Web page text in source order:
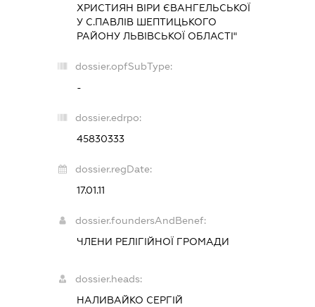
ХРИСТИЯН ВІРИ ЄВАНГЕЛЬСЬКОЇ
У С.ПАВЛІВ ШЕПТИЦЬКОГО
РАЙОНУ ЛЬВІВСЬКОЇ ОБЛАСТІ"
dossier.opfSubType:
-
dossier.edrpo:
45830333
dossier.regDate:
17.01.11
dossier.foundersAndBenef:
ЧЛЕНИ РЕЛІГІЙНОЇ ГРОМАДИ
dossier.heads:
НАЛИВАЙКО СЕРГІЙ